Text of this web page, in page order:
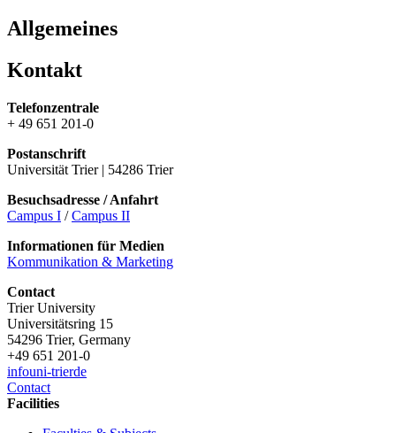
Allgemeines
Kontakt
Telefonzentrale
+ 49 651 201-0
Postanschrift
Universität Trier | 54286 Trier
Besuchsadresse / Anfahrt
Campus I /Campus II
Informationen für Medien
Kommunikation & Marketing
Contact
Trier University
Universitätsring 15
54296 Trier, Germany
+49 651 201-0
infouni-trierde
Contact
Facilities